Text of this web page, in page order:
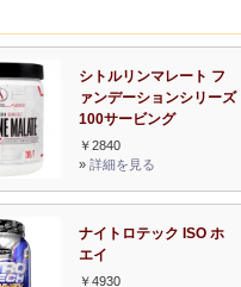
シトルリンマレート フ
ァンデーションシリーズ
100サービング
￥2840
» 詳細を見る
ナイトロテック ISO ホ
エイ
￥4930